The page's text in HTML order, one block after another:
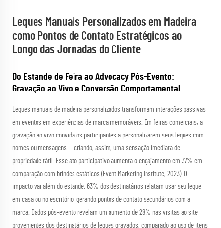
Leques Manuais Personalizados em Madeira
como Pontos de Contato Estratégicos ao
Longo das Jornadas do Cliente
Do Estande de Feira ao Advocacy Pós-Evento:
Gravação ao Vivo e Conversão Comportamental
Leques manuais de madeira personalizados transformam interações passivas
em eventos em experiências de marca memoráveis. Em feiras comerciais, a
gravação ao vivo convida os participantes a personalizarem seus leques com
nomes ou mensagens — criando, assim, uma sensação imediata de
propriedade tátil. Esse ato participativo aumenta o engajamento em 37% em
comparação com brindes estáticos (Event Marketing Institute, 2023). O
impacto vai além do estande: 63% dos destinatários relatam usar seu leque
em casa ou no escritório, gerando pontos de contato secundários com a
marca. Dados pós-evento revelam um aumento de 28% nas visitas ao site
provenientes dos destinatários de leques gravados, comparado ao uso de itens